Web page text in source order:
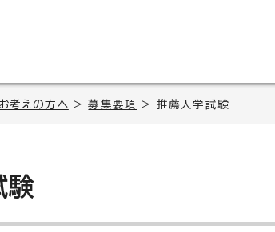
考えの方へ >募集要項 > 推薦入学試験
験